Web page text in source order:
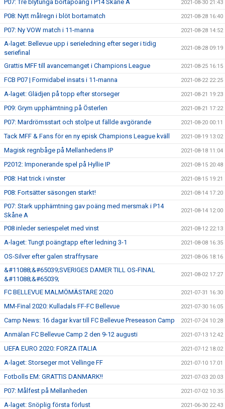
P07: Tre blytunga bortapoäng i P14 Skåne A 2021-08-30 21:43
P08: Nytt målregn i blöt bortamatch 2021-08-28 16:40
P07: Ny VOW match i 11-manna 2021-08-28 14:52
A-laget: Bellevue upp i serieledning efter seger i tidig
seriefinal
2021-08-28 09:19
Grattis MFF till avancemanget i Champions League 2021-08-25 16:15
FCB P07 | Formidabel insats i 11-manna 2021-08-22 22:25
A-laget: Glädjen på topp efter storseger 2021-08-21 19:23
P09: Grym upphämtning på Österlen 2021-08-21 17:22
P07: Mardrömsstart och stolpe ut fällde avgörande 2021-08-20 00:11
Tack MFF & Fans för en ny episk Champions League kväll 2021-08-19 13:02
Magisk regnbåge på Mellanhedens IP 2021-08-18 11:04
P2012: Imponerande spel på Hyllie IP 2021-08-15 20:48
P08: Hat trick i vinster 2021-08-15 19:21
P08: Fortsätter säsongen starkt! 2021-08-14 17:20
P07: Stark upphämtning gav poäng med mersmak i P14
Skåne A
2021-08-14 12:00
P08 inleder seriespelet med vinst 2021-08-12 22:13
A-laget: Tungt poängtapp efter ledning 3-1 2021-08-08 16:35
OS-Silver efter galen straffrysare 2021-08-06 18:16
&#11088;&#65039;SVERIGES DAMER TILL OS-FINAL
&#11088;&#65039;
2021-08-02 17:27
FC BELLEVUE MALMÖMÄSTARE 2020 2021-07-31 16:30
MM-Final 2020: Kulladals FF-FC Bellevue 2021-07-30 16:05
Camp News: 16 dagar kvar till FC Bellevue Preseason Camp 2021-07-24 10:28
Anmälan FC Bellevue Camp 2 den 9-12 augusti 2021-07-13 12:42
UEFA EURO 2020: FORZA ITALIA 2021-07-12 18:02
A-laget: Storseger mot Vellinge FF 2021-07-10 17:01
Fotbolls EM: GRATTIS DANMARK!! 2021-07-03 20:03
P07: Målfest på Mellanheden 2021-07-02 10:35
A-laget: Snöplig första förlust 2021-06-30 22:43